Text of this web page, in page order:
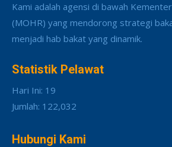
Kami adalah agensi di bawah
(MOHR) yang mendorong strategi
menjadi hab bakat yang dinamik.
Statistik Pelawat
Hari Ini: 19
Jumlah: 122,032
Hubungi Kami